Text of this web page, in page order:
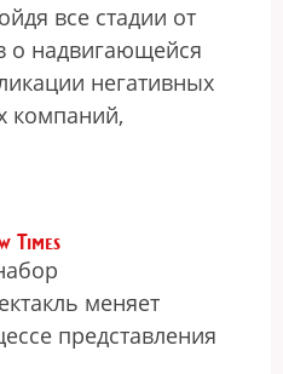
все стадии от
о надвигающейся
негативных
компаний,
Times
меняет
представления